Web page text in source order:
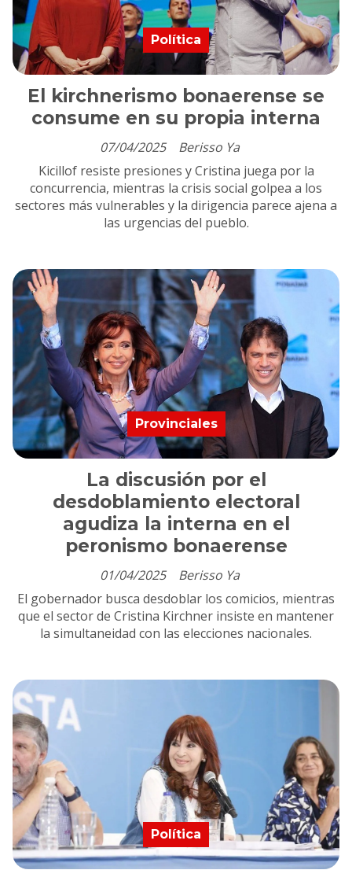
El kirchnerismo bonaerense se
consume en su propia interna
Berisso Ya
Política
07/04/2025
Kicillof resiste presiones y Cristina juega por la
concurrencia, mientras la crisis social golpea a los
sectores más vulnerables y la dirigencia parece ajena a
las urgencias del pueblo.
La discusión por el
desdoblamiento electoral
agudiza la interna en el
peronismo bonaerense
Berisso Ya
Provinciales
01/04/2025
El gobernador busca desdoblar los comicios, mientras
que el sector de Cristina Kirchner insiste en mantener
la simultaneidad con las elecciones nacionales.
Política